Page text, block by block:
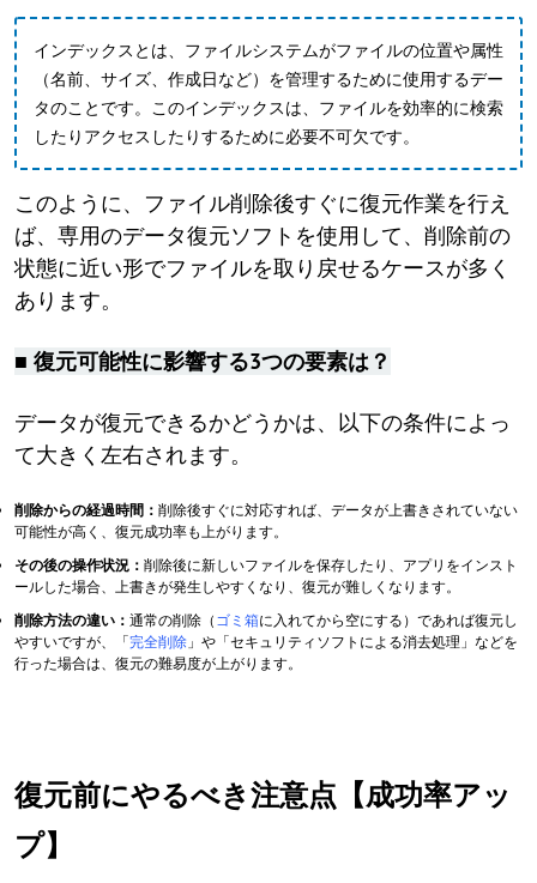
インデックスとは、ファイルシステムがファイルの位置や属性
（名前、サイズ、作成日など）を管理するために使用するデー
タのことです。このインデックスは、ファイルを効率的に検索
したりアクセスしたりするために必要不可欠です。
このように、ファイル削除後すぐに復元作業を行え
ば、専用のデータ復元ソフトを使用して、削除前の
状態に近い形でファイルを取り戻せるケースが多く
あります。
■ 復元可能性に影響する3つの要素は？
データが復元できるかどうかは、以下の条件によっ
て大きく左右されます。
削除からの経過時間： 削除後すぐに対応すれば、データが上書きされていない
可能性が高く、復元成功率も上がります。
その後の操作状況： 削除後に新しいファイルを保存したり、アプリをインスト
ールした場合、上書きが発生しやすくなり、復元が難しくなります。
削除方法の違い： 通常の削除（ ゴミ箱に入れてから空にする）であれば復元し
やすいですが、「完全削除 」や「セキュリティソフトによる消去処理」などを
行った場合は、復元の難易度が上がります。
復元前にやるべき注意点【成功率アッ
プ】